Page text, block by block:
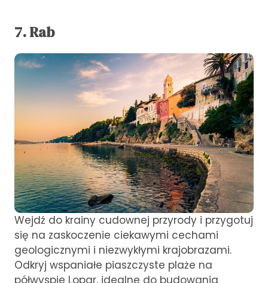
7. Rab
Wejdź do krainy cudownej przyrody i przygotuj
się na zaskoczenie ciekawymi cechami
geologicznymi i niezwykłymi krajobrazami.
Odkryj wspaniałe piaszczyste plaże na
półwyspie Lopar, idealne do budowania